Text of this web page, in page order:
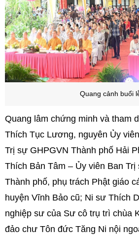
Quang cảnh buổi
Quang lâm chứng minh và tham
Thích Tục Lương, nguyên Ủy
Trị sự GHPGVN Thành phố Hải
Thích Bản Tâm – Ủy viên Ban Trị
Thành phố, phụ trách Phật giáo
huyện Vĩnh Bảo cũ; Ni sư Thích
nghiệp sư của Sư cô trụ trì chùa
đảo chư Tôn đức Tăng Ni nội